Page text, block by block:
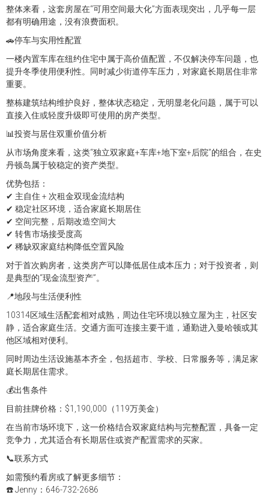
整体来看，这套房屋在“可用空间最大化”方面表现突出，几乎每一层
都有明确用途，没有浪费面积。
🚗停车与实用性配置
一楼内置车库在纽约住宅中属于高价值配置，不仅解决停车问题，也
提升冬季使用便利性。同时减少街道停车压力，对家庭长期居住非常
重要。
整栋建筑结构维护良好，整体状态稳定，无明显老化问题，属于可以
直接入住或轻度升级即可使用的房产类型。
📊投资与居住双重价值分析
从市场角度来看，这类“独立双家庭+车库+地下室+后院”的组合，在史
丹顿岛属于较稳定的资产类型。
优势包括：
✔ 主自住 + 次租金双现金流结构
✔ 稳定社区环境，适合家庭长期居住
✔ 空间完整，后期改造空间大
✔ 转售市场接受度高
✔ 稀缺双家庭结构降低空置风险
对于首次购房者，这类房产可以降低居住成本压力；对于投资者，则
是典型的“现金流型资产”。
📍地段与生活便利性
10314区域生活配套相对成熟，周边住宅环境以独立屋为主，社区安
静，适合家庭生活。交通方面可连接主要干道，通勤进入曼哈顿或其
他区域相对便利。
同时周边生活设施基本齐全，包括超市、学校、日常服务等，满足家
庭长期居住需求。
💰出售条件
目前挂牌价格：$1,190,000（119万美金）
在当前市场环境下，这一价格结合双家庭结构与完整配置，具备一定
竞争力，尤其适合有长期居住或资产配置需求的买家。
📞联系方式
如需预约看房或了解更多细节：
☎️ Jenny：646-732-2686